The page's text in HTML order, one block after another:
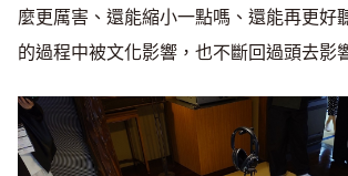
麼更厲害、還能縮小一點嗎、還能再更好
的過程中被文化影響，也不斷回過頭去影